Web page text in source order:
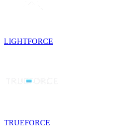
LIGHTFORCE
TRUEFORCE